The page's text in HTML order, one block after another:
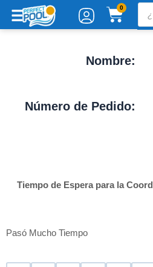
0
Nombre:
Número de Pedido:
Tiempo de Espera para la
Pasó Mucho Tiempo